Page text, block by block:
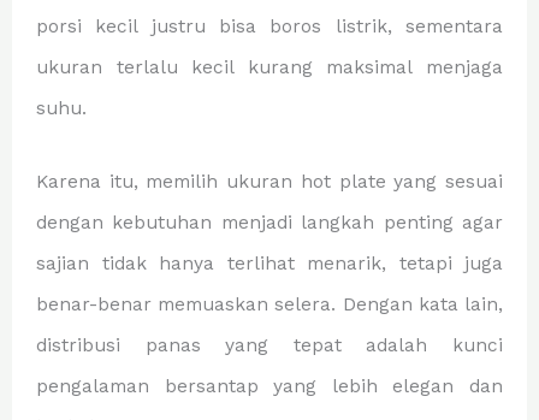
porsi kecil justru bisa boros listrik, sementara
ukuran terlalu kecil kurang maksimal menjaga
suhu.
Karena itu, memilih ukuran hot plate yang sesuai
dengan kebutuhan menjadi langkah penting agar
sajian tidak hanya terlihat menarik, tetapi juga
benar-benar memuaskan selera. Dengan kata lain,
distribusi panas yang tepat adalah kunci
pengalaman bersantap yang lebih elegan dan